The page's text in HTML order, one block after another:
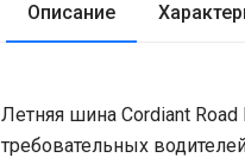
Описание
Летняя шина Cordiant
требовательных